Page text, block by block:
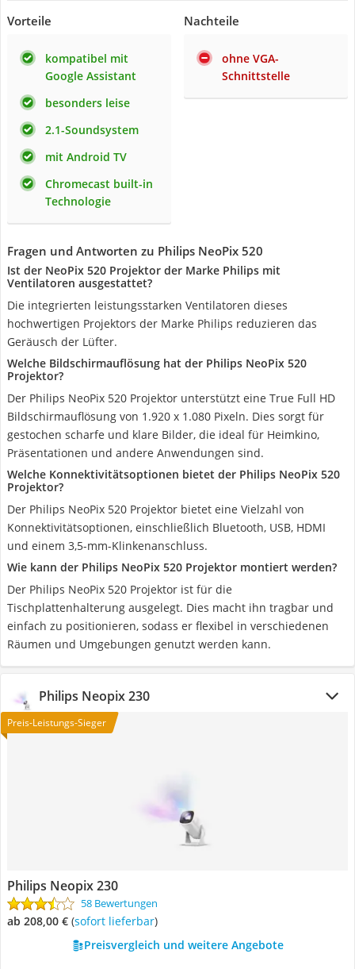
Vorteile
kompatibel mit
Google Assistant
besonders leise
2.1-Soundsystem
mit Android TV
Chromecast built-in
Technologie
Nachteile
ohne VGA-
Schnittstelle
Fragen und Antworten zu Philips NeoPix 520
Ist der NeoPix 520 Projektor der Marke Philips mit
Ventilatoren ausgestattet?
Die integrierten leistungsstarken Ventilatoren dieses
hochwertigen Projektors der Marke Philips reduzieren das
Geräusch der Lüfter.
Welche Bildschirmauflösung hat der Philips NeoPix 520
Projektor?
Der Philips NeoPix 520 Projektor unterstützt eine True Full HD
Bildschirmauflösung von 1.920 x 1.080 Pixeln. Dies sorgt für
gestochen scharfe und klare Bilder, die ideal für Heimkino,
Präsentationen und andere Anwendungen sind.
Welche Konnektivitätsoptionen bietet der Philips NeoPix 520
Projektor?
Der Philips NeoPix 520 Projektor bietet eine Vielzahl von
Konnektivitätsoptionen, einschließlich Bluetooth, USB, HDMI
und einem 3,5-mm-Klinkenanschluss.
Wie kann der Philips NeoPix 520 Projektor montiert werden?
Der Philips NeoPix 520 Projektor ist für die
Tischplattenhalterung ausgelegt. Dies macht ihn tragbar und
einfach zu positionieren, sodass er flexibel in verschiedenen
Räumen und Umgebungen genutzt werden kann.
Philips Neopix 230
Preis-Leistungs-Sieger
Philips Neopix 230
58 Bewertungen
ab 208,00 € ( Sofort lieferbar)
Preisvergleich und weitere Angebote